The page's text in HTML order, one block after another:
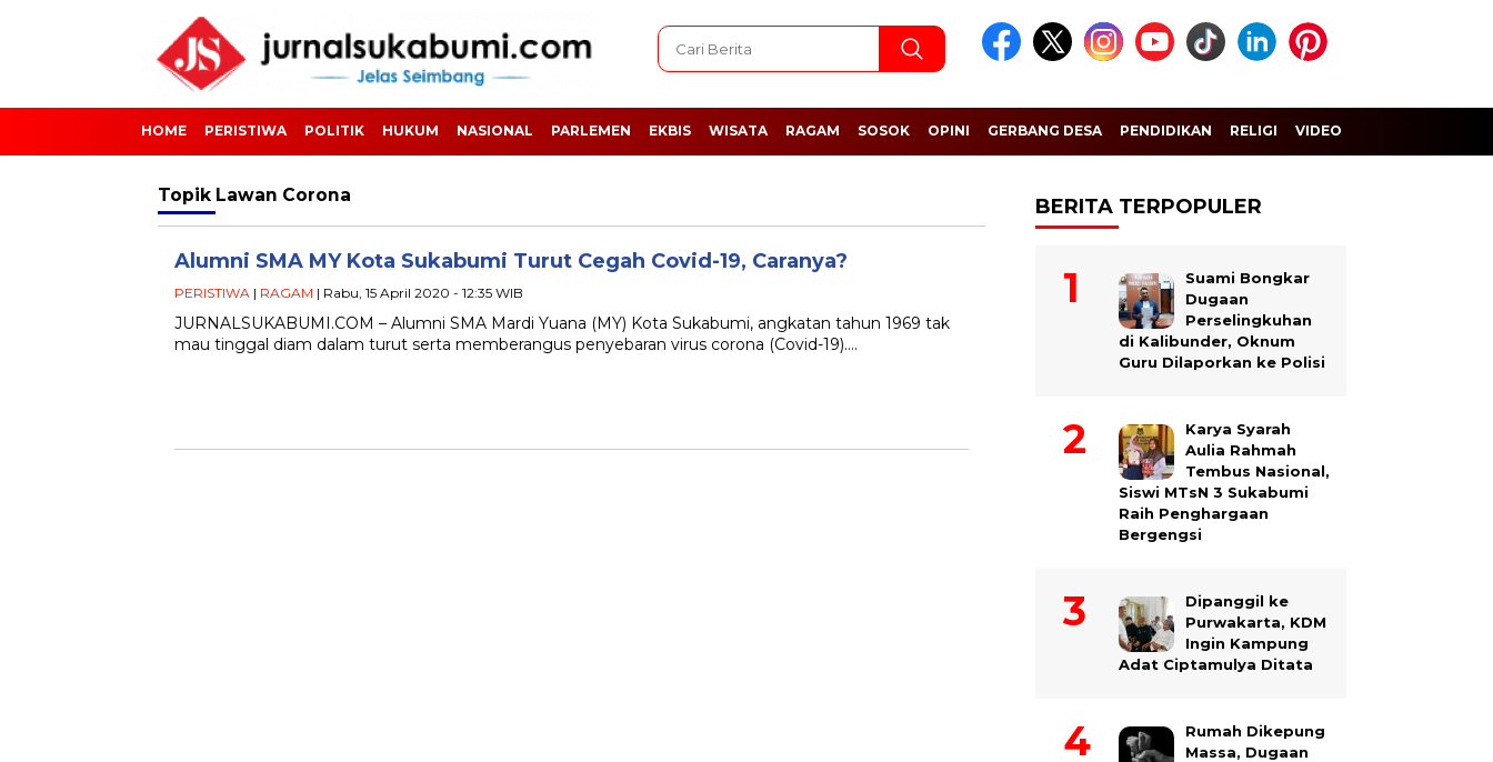
HOME PERISTIWA POLITIK HUKUM NASIONAL PARLEMEN EKBIS WISATA RAGAM SOSOK OPINI GERBANG DESA PENDIDIKAN RELIGI VIDEO
Topik Lawan Corona
Alumni SMA MY Kota Sukabumi Turut Cegah Covid-19, Caranya?
PERISTIWA | RAGAM | Rabu, 15 April 2020 - 12:35 WIB
JURNALSUKABUMI.COM – Alumni SMA Mardi Yuana (MY) Kota Sukabumi, angkatan tahun 1969 tak
mau tinggal diam dalam turut serta memberangus penyebaran virus corona (Covid-19)….
BERITA TERPOPULER
Suami Bongkar
Dugaan
Perselingkuhan
di Kalibunder, Oknum
Guru Dilaporkan ke Polisi
Karya Syarah
Aulia Rahmah
Tembus Nasional,
Siswi MTsN 3 Sukabumi
Raih Penghargaan
Bergengsi
Dipanggil ke
Purwakarta, KDM
Ingin Kampung
Adat Ciptamulya Ditata
Rumah Dikepung
Massa, Dugaan